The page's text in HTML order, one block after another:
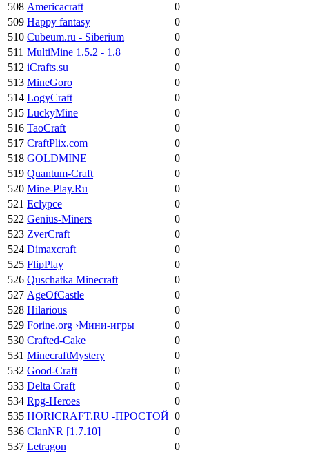
508 Americacraft
0
509 Happy fantasy
0
510 Cubeum.ru - Siberium
0
511 MultiMine 1.5.2 - 1.8
0
512 iCrafts.su
0
513 MineGoro
0
514 LogyCraft
0
515 LuckyMine
0
516 TaoCraft
0
517 CraftPlix.com
0
518 GOLDMINE
0
519 Quantum-Craft
0
520 Mine-Play.Ru
0
521 Eclypce
0
522 Genius-Miners
0
523 ZverCraft
0
524 Dimaxcraft
0
525 FlipPlay
0
526 Quschatka Minecraft
0
527 AgeOfCastle
0
528 Hilarious
0
529 Forine.org ›Мини-игры
0
530 Crafted-Cake
0
531 MinecraftMystery
0
532 Good-Craft
0
533 Delta Craft
0
534 Rpg-Heroes
0
535 HORICRAFT.RU -ПРОСТОЙ 0
536 ClanNR [1.7.10]
0
537 Letragon
0